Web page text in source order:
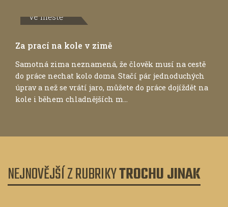
Ve městě
Za prací na kole v zimě
Samotná zima neznamená, že člověk musí na cestě
do práce nechat kolo doma. Stačí pár jednoduchých
úprav a než se vrátí jaro, můžete do práce dojíždět na
kole i během chladnějších m...
NEJNOVĚJŠÍ Z RUBRIKYTROCHU JINAK